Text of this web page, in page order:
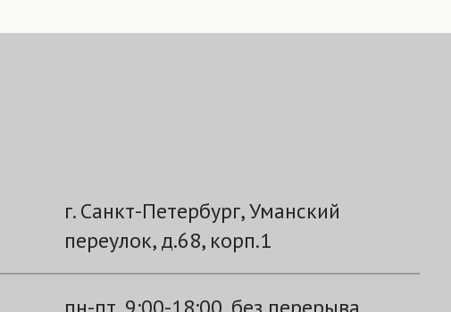
г. Санкт-Петербург, Уманский
переулок, д.68, корп.1